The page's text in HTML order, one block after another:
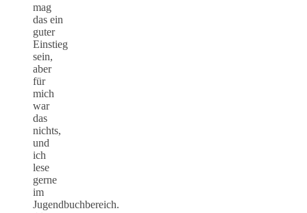
mag
das ein
guter
Einstieg
sein,
aber
für
mich
war
das
nichts,
und
ich
lese
gerne
im
Jugendbuchbereich.